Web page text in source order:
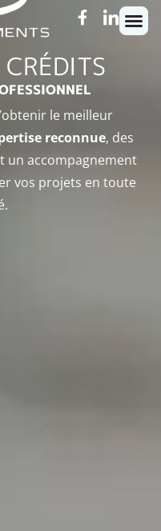
le meilleur
reconnue, des
un accompagnement
vos projets en toute